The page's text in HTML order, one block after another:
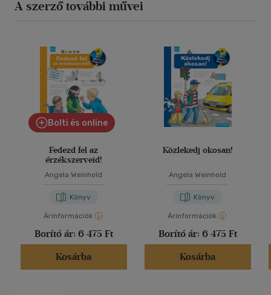
A szerző további művei
Bolti és online
Fedezd fel az
érzékszerveid!
Angela Weinhold
Könyv
Árinformációk
Borító ár: 6 475 Ft
Kosárba
Közlekedj okosan!
Angela Weinhold
Könyv
Árinformációk
Borító ár: 6 475 Ft
Kosárba